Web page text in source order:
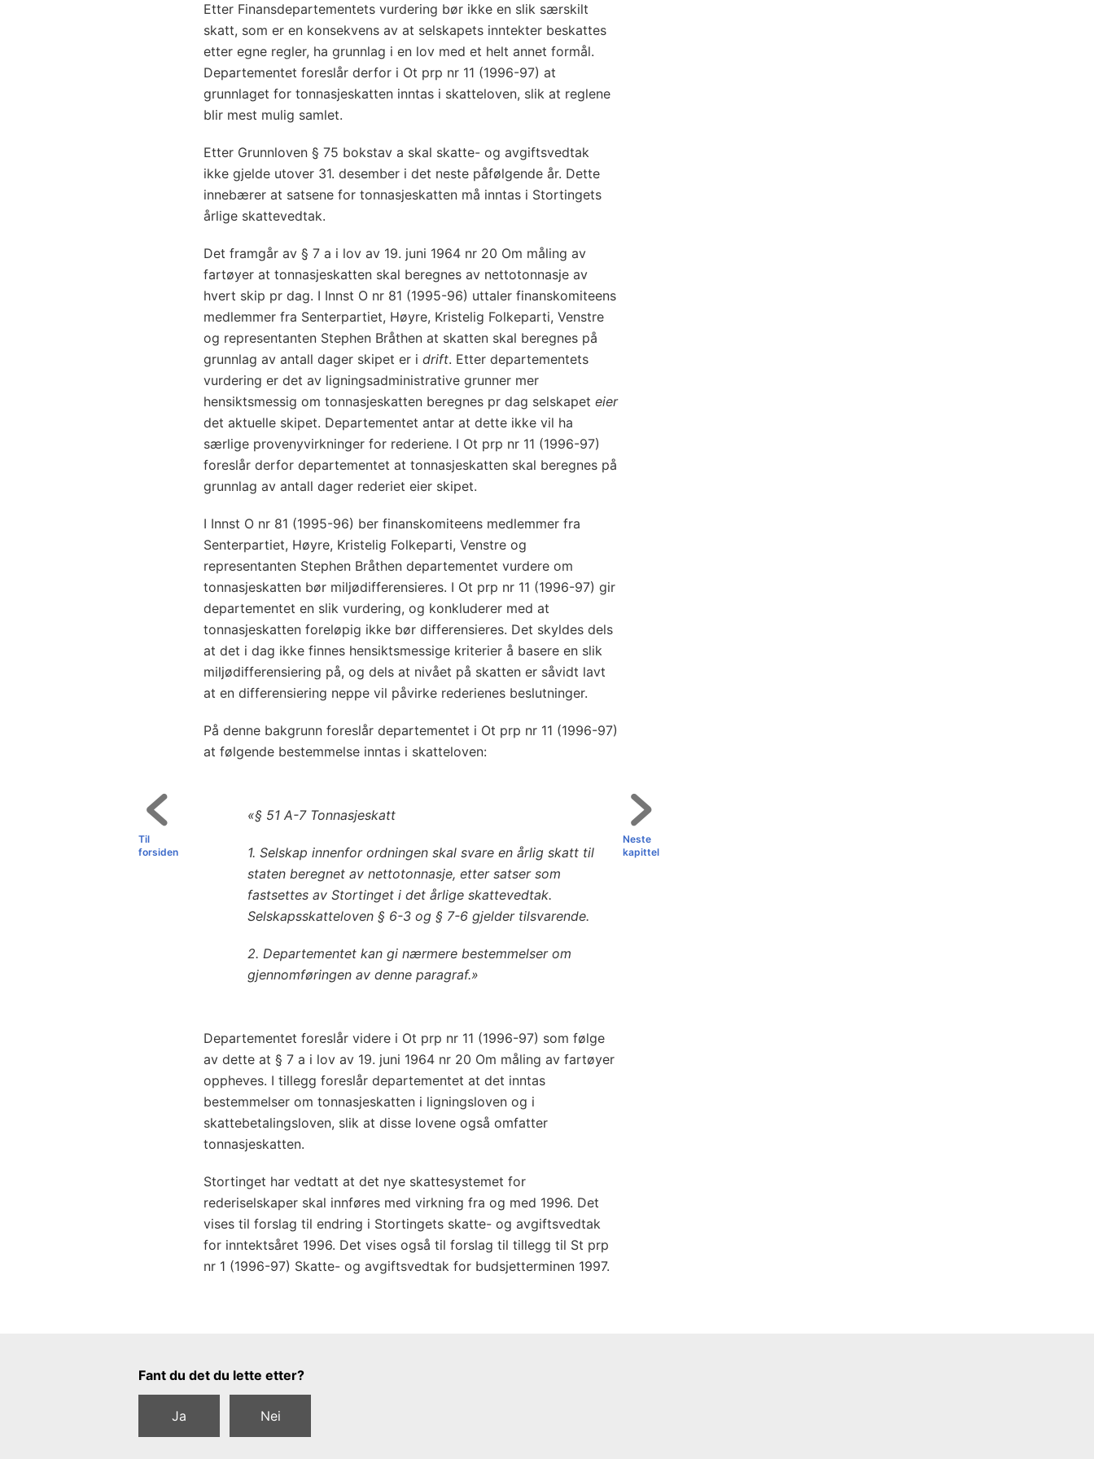
Etter Finansdepartementets vurdering bør ikke en slik særskilt
skatt, som er en konsekvens av at selskapets inntekter beskattes
etter egne regler, ha grunnlag i en lov med et helt annet formål.
Departementet foreslår derfor i Ot prp nr 11 (1996-97) at
grunnlaget for tonnasjeskatten inntas i skatteloven, slik at reglene
blir mest mulig samlet.
Etter Grunnloven § 75 bokstav a skal skatte- og avgiftsvedtak
ikke gjelde utover 31. desember i det neste påfølgende år. Dette
innebærer at satsene for tonnasjeskatten må inntas i Stortingets
årlige skattevedtak.
Det framgår av § 7 a i lov av 19. juni 1964 nr 20 Om måling av
fartøyer at tonnasjeskatten skal beregnes av nettotonnasje av
hvert skip pr dag. I Innst O nr 81 (1995-96) uttaler finanskomiteens
medlemmer fra Senterpartiet, Høyre, Kristelig Folkeparti, Venstre
og representanten Stephen Bråthen at skatten skal beregnes på
grunnlag av antall dager skipet er i drift. Etter departementets
vurdering er det av ligningsadministrative grunner mer
hensiktsmessig om tonnasjeskatten beregnes pr dag selskapet eier
det aktuelle skipet. Departementet antar at dette ikke vil ha
særlige provenyvirkninger for rederiene. I Ot prp nr 11 (1996-97)
foreslår derfor departementet at tonnasjeskatten skal beregnes på
grunnlag av antall dager rederiet eier skipet.
I Innst O nr 81 (1995-96) ber finanskomiteens medlemmer fra
Senterpartiet, Høyre, Kristelig Folkeparti, Venstre og
representanten Stephen Bråthen departementet vurdere om
tonnasjeskatten bør miljødifferensieres. I Ot prp nr 11 (1996-97) gir
departementet en slik vurdering, og konkluderer med at
tonnasjeskatten foreløpig ikke bør differensieres. Det skyldes dels
at det i dag ikke finnes hensiktsmessige kriterier å basere en slik
miljødifferensiering på, og dels at nivået på skatten er såvidt lavt
at en differensiering neppe vil påvirke rederienes beslutninger.
På denne bakgrunn foreslår departementet i Ot prp nr 11 (1996-97)
at følgende bestemmelse inntas i skatteloven:
«§ 51 A-7 Tonnasjeskatt
1. Selskap innenfor ordningen skal svare en årlig skatt til
staten beregnet av nettotonnasje, etter satser som
fastsettes av Stortinget i det årlige skattevedtak.
Selskapsskatteloven § 6-3 og § 7-6 gjelder tilsvarende.
2. Departementet kan gi nærmere bestemmelser om
gjennomføringen av denne paragraf.»
Departementet foreslår videre i Ot prp nr 11 (1996-97) som følge
av dette at § 7 a i lov av 19. juni 1964 nr 20 Om måling av fartøyer
oppheves. I tillegg foreslår departementet at det inntas
bestemmelser om tonnasjeskatten i ligningsloven og i
skattebetalingsloven, slik at disse lovene også omfatter
tonnasjeskatten.
Stortinget har vedtatt at det nye skattesystemet for
rederiselskaper skal innføres med virkning fra og med 1996. Det
vises til forslag til endring i Stortingets skatte- og avgiftsvedtak
for inntektsåret 1996. Det vises også til forslag til tillegg til St prp
nr 1 (1996-97) Skatte- og avgiftsvedtak for budsjetterminen 1997.
Neste
kapittel
Til
forsiden
Tilbakemeldingsskjema
Fant du det du lette etter?
Ja Nei